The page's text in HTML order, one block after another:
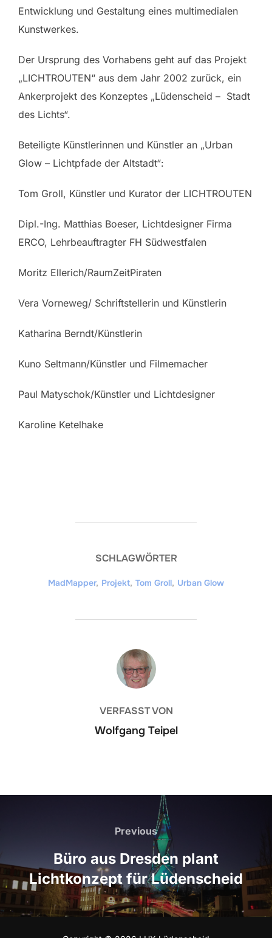
Entwicklung und Gestaltung eines multimedialen
Kunstwerkes.
Der Ursprung des Vorhabens geht auf das Projekt
„LICHTROUTEN“ aus dem Jahr 2002 zurück, ein
Ankerprojekt des Konzeptes „Lüdenscheid – Stadt
des Lichts“.
Beteiligte Künstlerinnen und Künstler an „Urban
Glow – Lichtpfade der Altstadt“:
Tom Groll, Künstler und Kurator der LICHTROUTEN
Dipl.-Ing. Matthias Boeser, Lichtdesigner Firma
ERCO, Lehrbeauftragter FH Südwestfalen
Moritz Ellerich/RaumZeitPiraten
Vera Vorneweg/ Schriftstellerin und Künstlerin
Katharina Berndt/Künstlerin
Kuno Seltmann/Künstler und Filmemacher
Paul Matyschok/Künstler und Lichtdesigner
Karoline Ketelhake
SCHLAGWÖRTER
MadMapper, Projekt, Tom Groll, Urban Glow
BEITRAGSAUTOR
VERFASST VON
Wolfgang Teipel
Navigation
Previous
Previous
Büro aus Dresden plant
Lichtkonzept für Lüdenscheid